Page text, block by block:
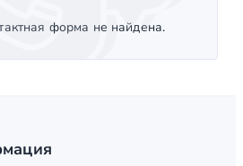
форма не найдена.